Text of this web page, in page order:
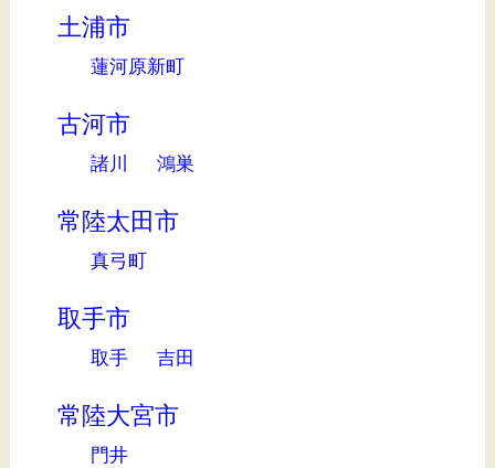
土浦市
蓮河原新町
古河市
諸川 鴻巣
常陸太田市
真弓町
取手市
取手 吉田
常陸大宮市
門井